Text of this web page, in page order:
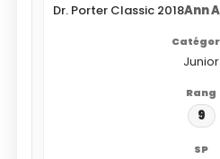
Dr. Porter Classic 2018Ann
Junior
9